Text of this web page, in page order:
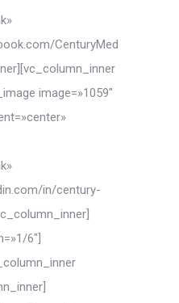
CenturyMed
image=»1059″
in/century-
6″]